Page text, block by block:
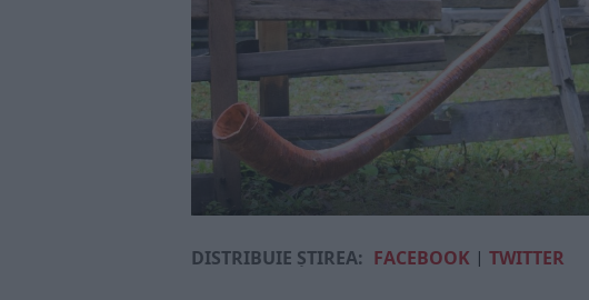
DISTRIBUIE ȘTIREA: FACEBOOK | TWITTER